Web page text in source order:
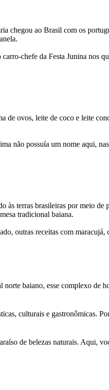
chegou ao Brasil com os
chefe da Festa Junina nos
de ovos, leite de coco e leite
não possuía um nome aqui,
terras brasileiras por meio
tradicional baiana.
outras receitas com maracujá,
baiano, esse complexo de
culturais e gastronômicas.
de belezas naturais. Aqui,